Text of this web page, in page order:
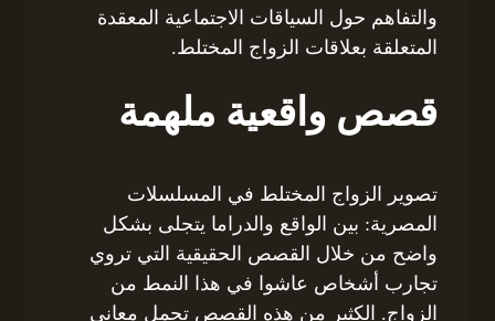
والتفاهم حول السياقات الاجتماعية المعقدة
المتعلقة بعلاقات الزواج المختلط.
قصص واقعية ملهمة
تصوير الزواج المختلط في المسلسلات
المصرية: بين الواقع والدراما يتجلى بشكل
واضح من خلال القصص الحقيقية التي تروي
تجارب أشخاص عاشوا في هذا النمط من
الزواج. الكثير من هذه القصص تحمل معاني